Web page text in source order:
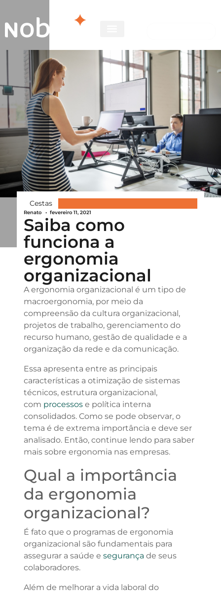
Cestas
Renato • fevereiro 11, 2021
Saiba como
funciona a
ergonomia
organizacional
A ergonomia organizacional é um tipo de
macroergonomia, por meio da
compreensão da cultura organizacional,
projetos de trabalho, gerenciamento do
recurso humano, gestão de qualidade e a
organização da rede e da comunicação.
Essa apresenta entre as principais
características a otimização de sistemas
técnicos, estrutura organizacional,
com processose política interna
consolidados. Como se pode observar, o
tema é de extrema importância e deve ser
analisado. Então, continue lendo para saber
mais sobre ergonomia nas empresas.
Qual a importância
da ergonomia
organizacional?
É fato que o programas de ergonomia
organizacional são fundamentais para
assegurar a saúde e segurança de seus
colaboradores.
Além de melhorar a vida laboral do